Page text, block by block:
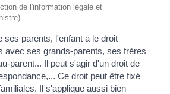
de l'information légale et
ses parents, l'enfant a le droit
avec ses grands-parents, ses frères
parent... Il peut s'agir d'un droit de
Ce droit peut être fixé
Il s'applique aussi bien